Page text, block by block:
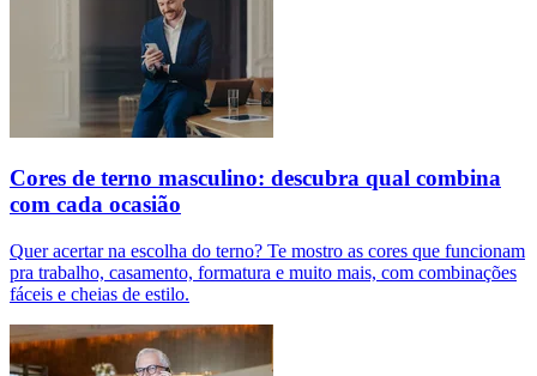
Cores de terno masculino: descubra qual combina
com cada ocasião
Quer acertar na escolha do terno? Te mostro as cores que funcionam
pra trabalho, casamento, formatura e muito mais, com combinações
fáceis e cheias de estilo.